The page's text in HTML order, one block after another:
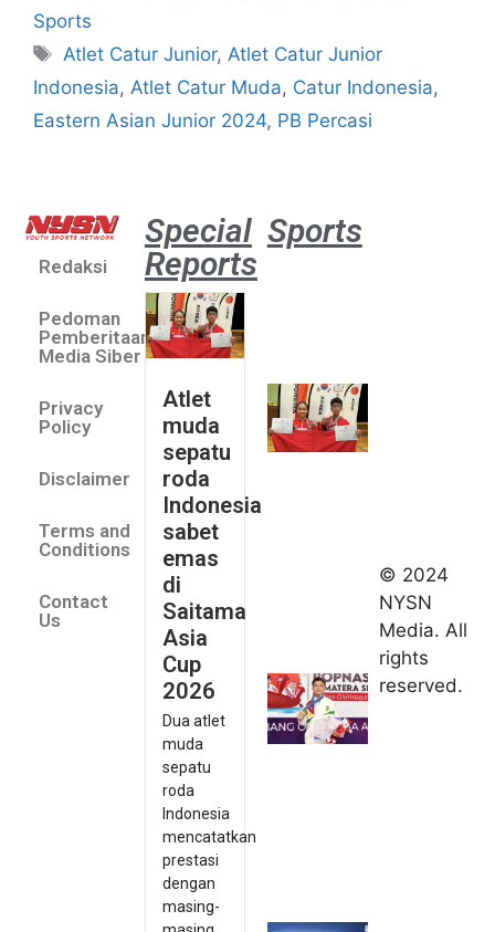
Sports
Atlet Catur Junior,Atlet Catur Junior
Indonesia, Atlet Catur Muda, Catur Indonesia,
Eastern Asian Junior 2024, PB Percasi
Redaksi
Pedoman
Pemberitaan
Media Siber
Privacy
Policy
Disclaimer
Terms and
Conditions
Contact
Us
Special
Reports
Atlet
muda
sepatu
roda
Indonesia
sabet
emas
di
Saitama
Asia
Cup
2026
Dua atlet
muda
sepatu
roda
Indonesia
mencatatkan
prestasi
dengan
masing-
Sports
2026
Indonesia
kirim tiga
lifter
muda ke
© 2024
NYSN
Media. All
rights
reserved.